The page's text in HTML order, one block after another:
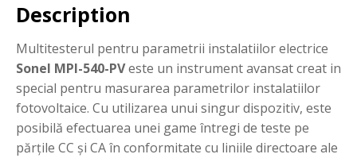
Description
Multitesterul pentru parametrii instalatiilor electrice
Sonel MPI-540-PVeste un instrument avansat creat in
special pentru masurarea parametrilor instalatiilor
fotovoltaice. Cu utilizarea unui singur dispozitiv, este
posibilă efectuarea unei game întregi de teste pe
părțile CC și CA în conformitate cu liniile directoare ale